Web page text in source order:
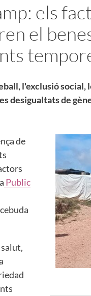
els
el
l'exclusió social,
desigualtats de
de
Public